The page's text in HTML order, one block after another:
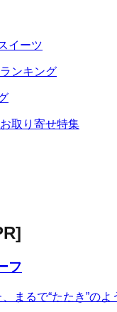
イーツ
ンキング
取り寄せ特集
フ
まるで“たたき”の